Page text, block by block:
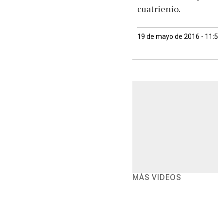
cuatrienio.
19 de mayo de 2016 -
MÁS VIDEOS